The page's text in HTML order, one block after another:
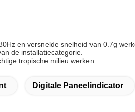
en versnelde snelheid van 0.7g
de installatiecategorie.
tropische milieu werken.
Digitale Paneelindicator